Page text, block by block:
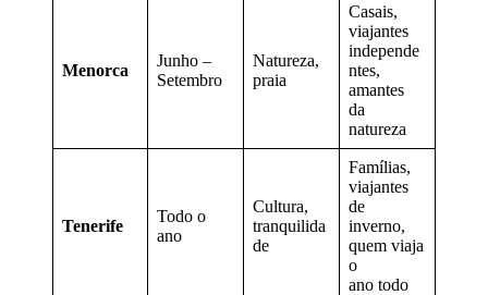
Menorca
Junho –
Setembro
Natureza,
praia
Casais,
viajantes
independe
ntes,
amantes
da
natureza
Tenerife
Todo o
ano
Cultura,
tranquilida
de
Famílias,
viajantes
de
inverno,
quem viaja
o
ano todo